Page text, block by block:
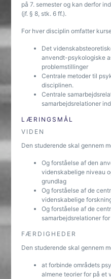
på 7. semester og kan derfor
(jf. § 8, stk. 6 ff.).
For hver disciplin omfatter
Det
anvendt-psykologiske
problemstillinger
Centrale metoder til
disciplinen.
Centrale
samarbejdsrelationer
LÆRINGSMÅL
VIDEN
Den studerende skal gennem
Og forståelse af den
videnskabelige niveau
grundlag
Og forståelse af de
videnskabelige
Og forståelse af de
samarbejdsrelationer
FÆRDIGHEDER
Den studerende skal gennem
at forbinde områdets
almene teorier for på et